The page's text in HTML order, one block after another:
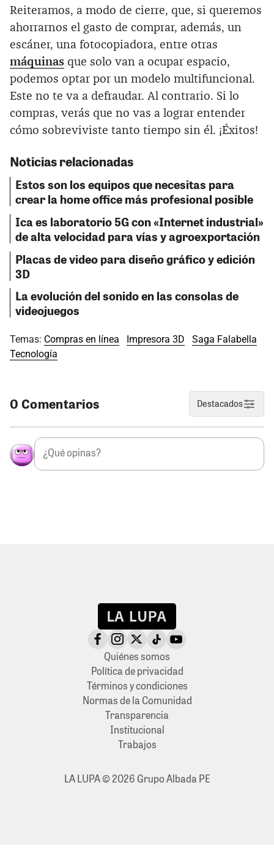
Reiteramos, a modo de cierre, que, si queremos
ahorrarnos el gasto de comprar, además, un
escáner, una fotocopiadora, entre otras
máquinas que solo van a ocupar espacio,
podemos optar por un modelo multifuncional.
Este no te va a defraudar. Al contrario. Si lo
compras, verás que no vas a lograr entender
cómo sobreviviste tanto tiempo sin él. ¡Éxitos!
Noticias relacionadas
Estos son los equipos que necesitas para
crear la home office más profesional posible
Ica es laboratorio 5G con «Internet industrial»
de alta velocidad para vías y agroexportación
Placas de video para diseño gráfico y edición
3D
La evolución del sonido en las consolas de
videojuegos
Temas: Compras en línea Impresora 3D
Saga Falabella
Tecnología
0 Comentarios Destacados
Quiénes somos
Política de privacidad
Términos y condiciones
Normas de la Comunidad
Transparencia
Institucional
Trabajos
LA LUPA © 2026 Grupo Albada PE